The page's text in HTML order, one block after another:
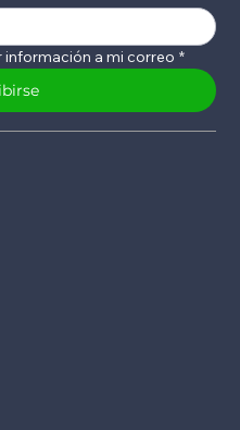
información a mi correo *